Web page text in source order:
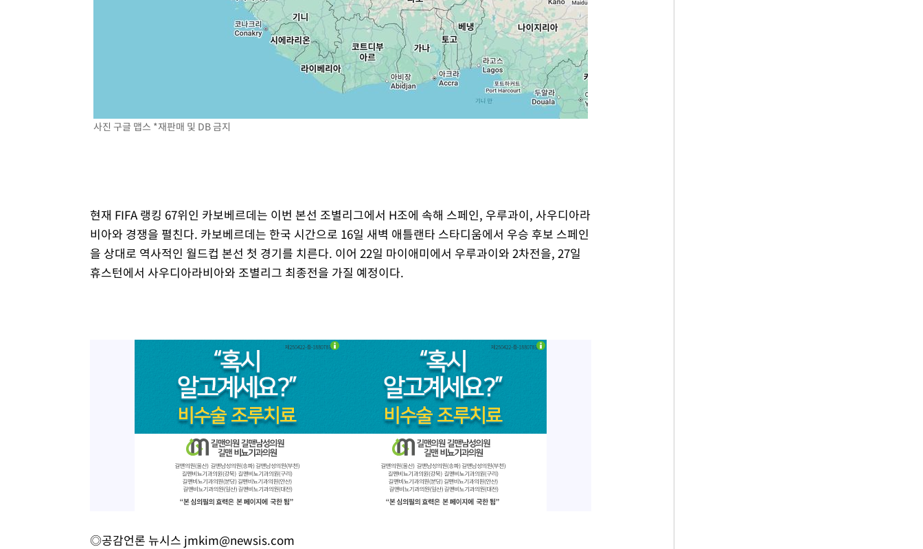
사진 구글 맵스 *재판매 및 DB 금지
현재 FIFA 랭킹 67위인 카보베르데는 이번 본선 조별리그에서 H조에 속해 스페인, 우루과이, 사우디아라
비아와 경쟁을 펼친다. 카보베르데는 한국 시간으로 16일 새벽 애틀랜타 스타디움에서 우승 후보 스페인
을 상대로 역사적인 월드컵 본선 첫 경기를 치른다. 이어 22일 마이애미에서 우루과이와 2차전을, 27일
휴스턴에서 사우디아라비아와 조별리그 최종전을 가질 예정이다.
◎공감언론 뉴시스 jmkim@newsis.com